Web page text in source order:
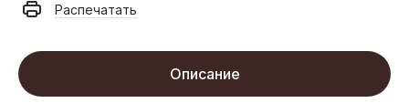
Распечатать
Описание